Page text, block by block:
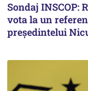
Sondaj INSCOP:
vota la un
președintelui